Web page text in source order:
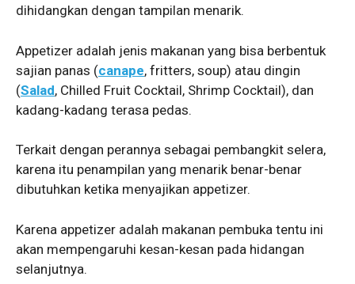
dihidangkan dengan tampilan menarik.
Appetizer adalah jenis makanan yang bisa berbentuk
sajian panas (canape, fritters, soup) atau dingin
(Salad, Chilled Fruit Cocktail, Shrimp Cocktail), dan
kadang-kadang terasa pedas.
Terkait dengan perannya sebagai pembangkit selera,
karena itu penampilan yang menarik benar-benar
dibutuhkan ketika menyajikan appetizer.
Karena appetizer adalah makanan pembuka tentu ini
akan mempengaruhi kesan-kesan pada hidangan
selanjutnya.